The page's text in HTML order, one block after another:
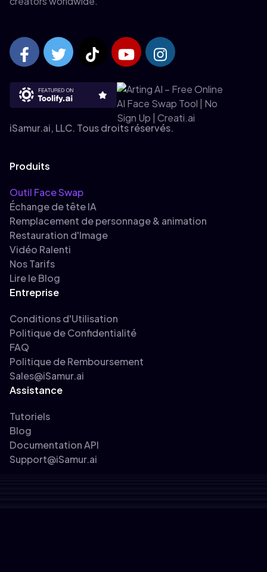
iSamur.ai, LLC. Tous droits réservés.
Produits
Outil Face Swap
Échange de tête IA
Remplacement de personnage & animation
Restauration d'Image
Vidéo Ralenti
Nos Tarifs
Lire le Blog
Entreprise
Conditions d'Utilisation
Politique de Confidentialité
FAQ
Politique de Remboursement
Sales@iSamur.ai
Assistance
Tutoriels
Blog
Documentation API
Support@iSamur.ai